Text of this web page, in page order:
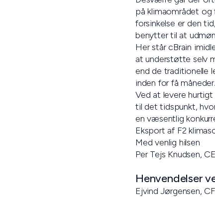
på klimaområdet og
forsinkelse er den
benytter til at
Her står cBrain
at understøtte selv
end de traditionelle
inden for få måneder.
Ved at levere
til det tidspunkt,
en væsentlig
Eksport af F2
Med venlig hilsen
Per Tejs Knudsen,
Henvendelser
Ejvind Jørgensen,